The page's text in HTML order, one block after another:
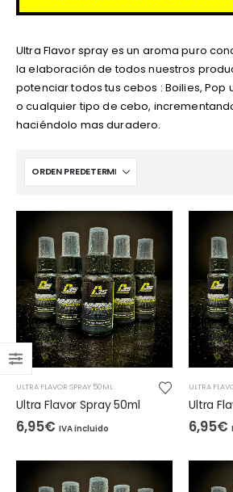
Ultra Flavor spray es un aroma puro
la elaboración de todos nuestros
potenciar todos tus cebos : Boilies, Pop
o cualquier tipo de cebo,
haciéndolo mas duradero.
ULTRA FLAVOR SPRAY 50ML
Ultra Flavor Spray 50ml
6,95€ IVA incluido
ULTRA
6,95€